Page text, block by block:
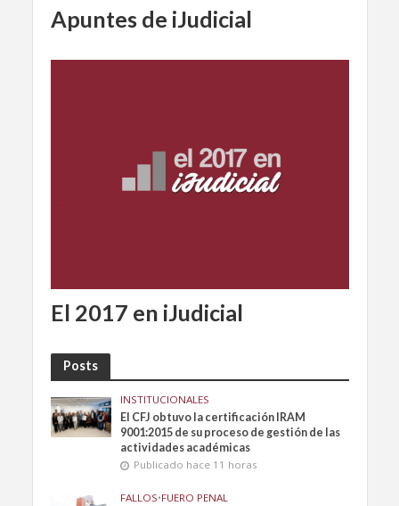
Apuntes de iJudicial
El 2017 en iJudicial
Posts
INSTITUCIONALES
El CFJ obtuvo la certificación IRAM
9001:2015 de su proceso de gestión de las
actividades académicas
Publicado hace 11 horas
FALLOS•FUERO PENAL